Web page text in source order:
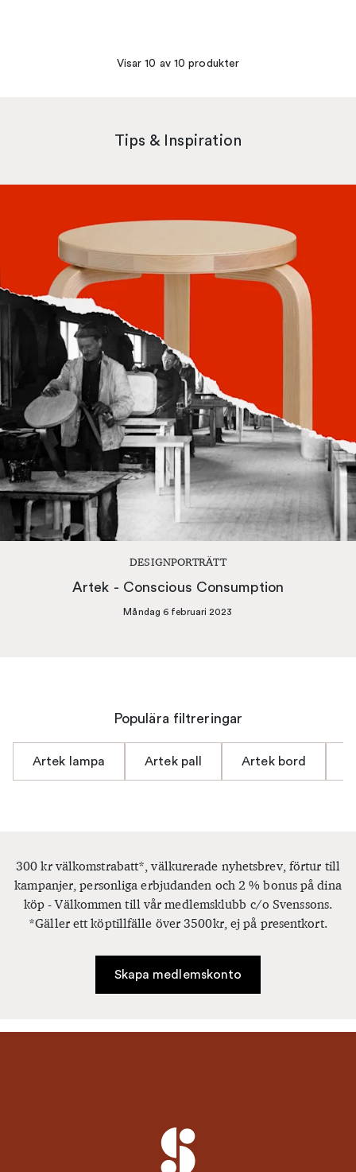
Visar 10 av 10 produkter
Tips & Inspiration
DESIGNPORTRÄTT
Artek - Conscious Consumption
Måndag 6 februari 2023
Populära filtreringar
Artek lampa Artek pall Artek bord
300 kr välkomstrabatt*, välkurerade nyhetsbrev, förtur till
kampanjer, personliga erbjudanden och 2 % bonus på dina
köp - Välkommen till vår medlemsklubb c/o Svenssons.
*Gäller ett köptillfälle över 3500kr, ej på presentkort.
Skapa medlemskonto